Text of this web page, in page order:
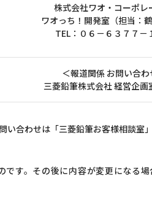
株式会社ワオ・コーポレ
ワオっち！開発室（担当：鶴
TEL：０６－６３７７－
＜報道関係 お問い合わ
三菱鉛筆株式会社 経営企画
い合わせは「三菱鉛筆お客様相談室
です。その後に内容が変更になる